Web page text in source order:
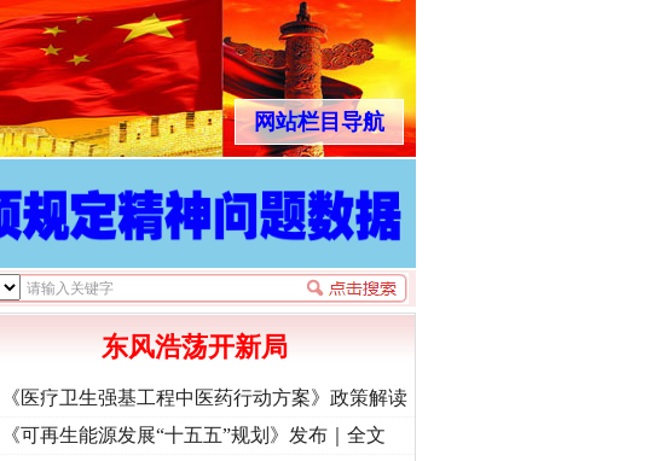
网站栏目导航
东风浩荡开新局
《医疗卫生强基工程中医药行动方案》政策解读
《可再生能源发展“十五五”规划》发布｜全文